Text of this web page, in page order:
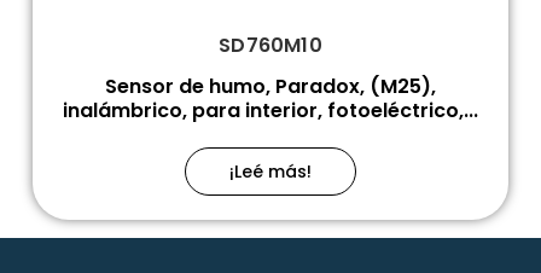
SD760M10
Sensor de humo, Paradox, (M25),
inalámbrico, para interior, fotoeléctrico,...
¡Leé más!